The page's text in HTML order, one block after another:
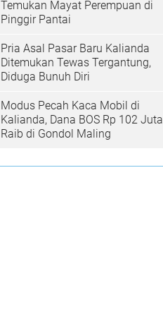
Temukan Mayat Perempuan di
Pinggir Pantai
Pria Asal Pasar Baru Kalianda
Ditemukan Tewas Tergantung,
Diduga Bunuh Diri
Modus Pecah Kaca Mobil di
Kalianda, Dana BOS Rp 102 Juta
Raib di Gondol Maling